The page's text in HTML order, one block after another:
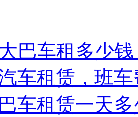
巴车租多少
车租赁，班
车租赁一天